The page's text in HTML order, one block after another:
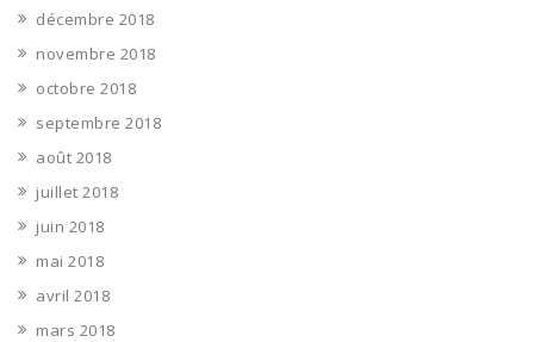
décembre 2018
novembre 2018
octobre 2018
septembre 2018
août 2018
juillet 2018
juin 2018
mai 2018
avril 2018
mars 2018